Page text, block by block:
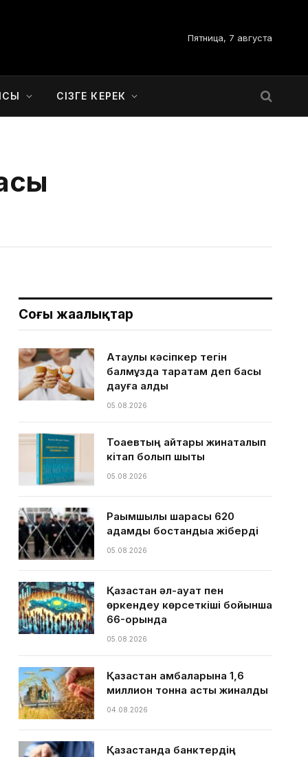
Пятница, 7 августа
СІЗГЕ КЕРЕК
Соңғы жаңалықтар
Ақтаулық кәсіпкер тегін
балмұздақ таратам деп басы
дауға қалды
05.08.2026
Тоқаевтың айтқары жинақталып
кітап болып шықты
05.08.2026
Рақымшылық шарасы 620
адамды бостандыққа жіберді
05.08.2026
Қазақстан әл-ауқат пен
өркендеу көрсеткіші бойынша
66-орында
05.08.2026
Қазақстан қамбаларына 1,6
миллион тонна астық жиналды
04.08.2026
Қазақстанда банктердің